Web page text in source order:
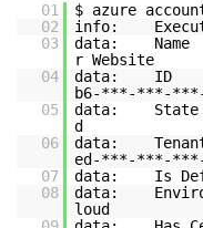
01
$ azure
02
info:
03
data:
r Website
04
data:
b6-***-***-***-
05
data:
d
06
data:
ed-***-***-***-
07
data:
08
data:
loud